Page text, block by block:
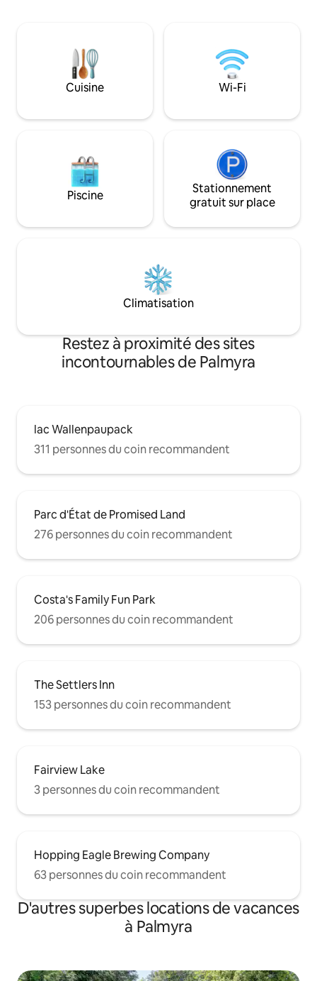
proximité. Après une journée
d'aventure, détendez-vous dans le spa
privé, rassemblez-vous autour du foyer
ou profitez de la salle de jeux.
camp de base idéal pour votre escapade
de hérons bleus,
divers et d'autres
Détendez-vous
ou sur le patio en
Cuisine Wi-Fi
Piscine
Stationnement
gratuit sur place
Climatisation
Restez à proximité des sites
incontournables de Palmyra
lac Wallenpaupack
311 personnes du coin recommandent
Parc d'État de Promised Land
276 personnes du coin recommandent
Costa's Family Fun Park
206 personnes du coin recommandent
The Settlers Inn
153 personnes du coin recommandent
Fairview Lake
3 personnes du coin recommandent
Hopping Eagle Brewing Company
63 personnes du coin recommandent
D'autres superbes locations de vacances
à Palmyra